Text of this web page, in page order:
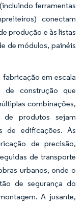
ferramentas
conectam
produção e às listas
de módulos, painéis
em escala
de construção que
combinações,
de produtos sejam
de edificações. As
de precisão,
de transporte
urbanos, onde o
de segurança do
A jusante,